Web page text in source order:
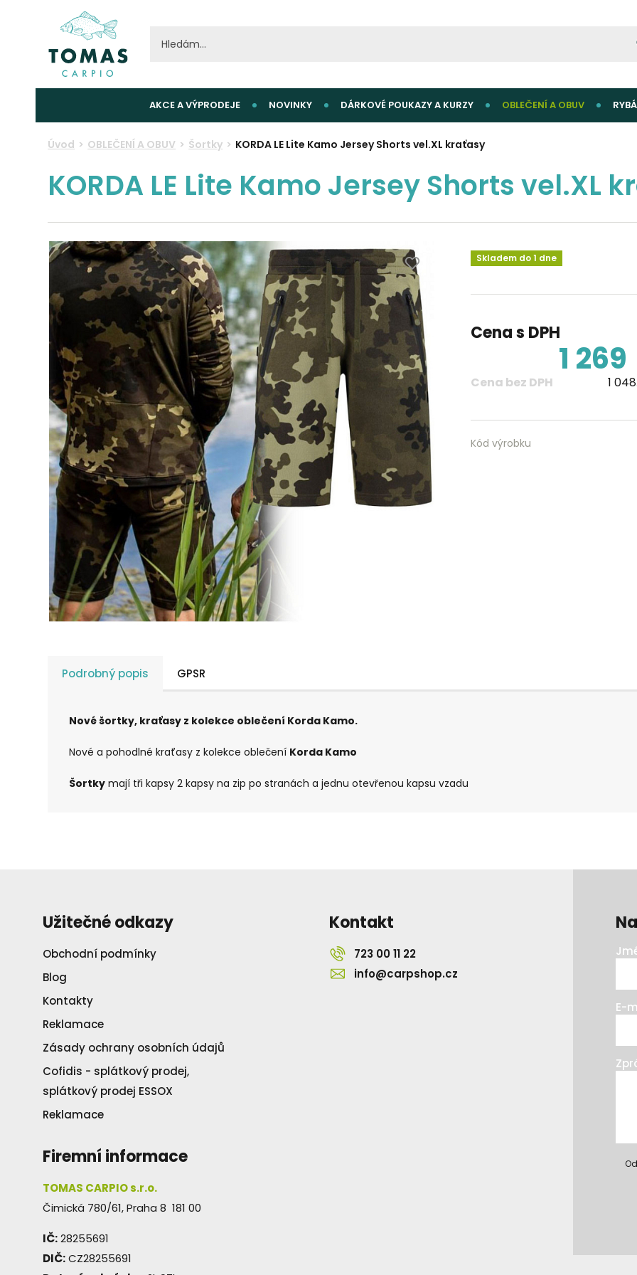
AKCE A VÝPRODEJE NOVINKY DÁRKOVÉ POUKAZY A KURZY OBLEČENÍ A OBUV
Úvod OBLEČENÍ A OBUV Šortky KORDA LE Lite Kamo Jersey Shorts vel.XL kraťasy
KORDA LE Lite Kamo Jersey Shorts vel.XL
Skladem do 1 dne
Cena s DPH
1 269
Cena bez DPH 1
Kód výrobku
Podrobný popis GPSR
Nové šortky, kraťasy z kolekce oblečení Korda Kamo.
Nové a pohodlné kraťasy z kolekce oblečení Korda Kamo
Šortky mají tři kapsy 2 kapsy na zip po stranách a jednu otevřenou kapsu vzadu
Užitečné odkazy
Obchodní podmínky
Blog
Kontakty
Reklamace
Zásady ochrany osobních údajů
Cofidis - splátkový prodej,
splátkový prodej ESSOX
Reklamace
Firemní informace
TOMAS CARPIO s.r.o.
Čimická 780/61, Praha 8 181 00
IČ:28255691
DIČ:CZ28255691
Kontakt
723 00 11 22
info@carpshop.cz
E-